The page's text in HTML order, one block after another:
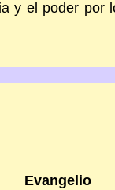
y el poder por
Evangelio